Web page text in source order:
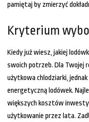
pamiętaj by zmierzyć
Kryterium
Kiedy już wiesz, jakiej
swoich potrzeb. Dla Twojej
użytkowa chlodziarki,
energetyczną lodówek.
większych kosztów
użytkowanie przez lata.